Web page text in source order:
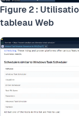
Figure 2 :
tableau Web